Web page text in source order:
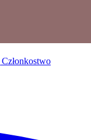
Członkostwo